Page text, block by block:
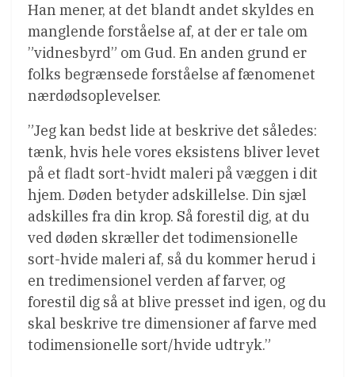
Han mener, at det blandt andet skyldes en
manglende forståelse af, at der er tale om
”vidnesbyrd” om Gud. En anden grund er
folks begrænsede forståelse af fænomenet
nærdødsoplevelser.
”Jeg kan bedst lide at beskrive det således:
tænk, hvis hele vores eksistens bliver levet
på et fladt sort-hvidt maleri på væggen i dit
hjem. Døden betyder adskillelse. Din sjæl
adskilles fra din krop. Så forestil dig, at du
ved døden skræller det todimensionelle
sort-hvide maleri af, så du kommer herud i
en tredimensionel verden af ​​farver, og
forestil dig så at blive presset ind igen, og du
skal beskrive tre dimensioner af farve med
todimensionelle sort/hvide udtryk.”